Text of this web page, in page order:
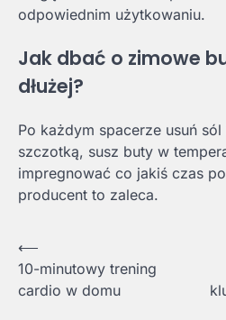
odpowiednim użytkowaniu.
Jak dbać o zimowe
dłużej?
Po każdym spacerze usuń sól
szczotką, susz buty w
impregnować co jakiś czas
producent to zaleca.
Nawigacja
wpisu
⟵
10-minutowy trening
cardio w domu